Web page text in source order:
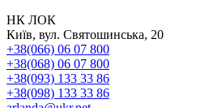
НК ЛОК
Київ, вул. Святошинська, 20
+38(066) 06 07 800
+38(068) 06 07 800
+38(093) 133 33 86
+38(098) 133 33 86